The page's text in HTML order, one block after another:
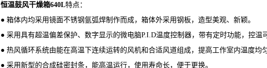
恒温鼓风干燥箱640L特点：
● 箱体内均采用镜面不锈钢氩弧焊制作而成，箱体外采用钢板，造型美观、新颖。
● 采用具有超温偏差保护、数字显示的微电脑P.I.D温度控制器，带有定时功能，控温
● 热风循环系统由能在高温下连续运转的风机和合适风道组成，提高工作室内温度均
● 采用新型的合成硅密封条，能高温运行，使用寿命长，便于更换。